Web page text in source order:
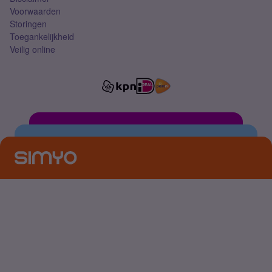
Voorwaarden
Storingen
Toegankelijkheid
Veilig online